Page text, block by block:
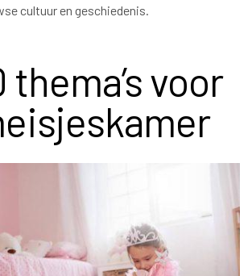
cultuur en geschiedenis.
thema’s voor